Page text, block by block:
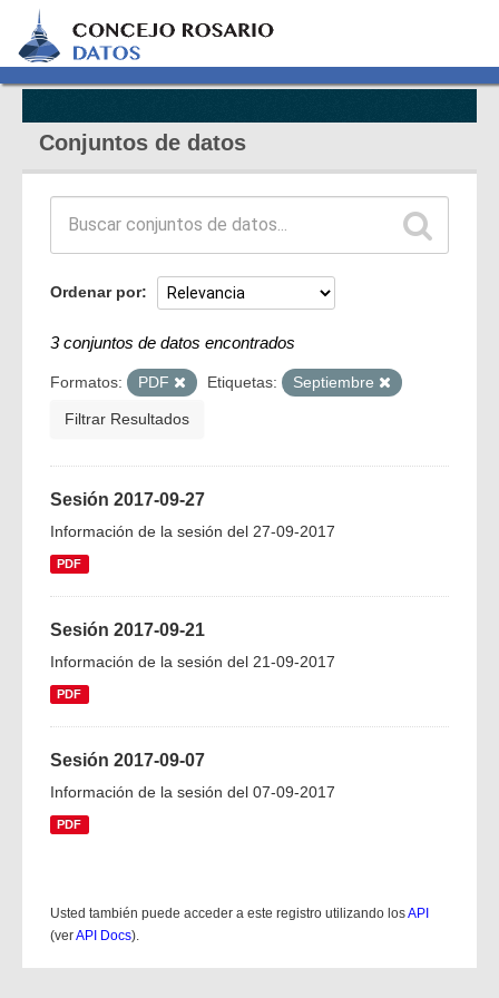
Conjuntos de datos
Ordenar por
3 conjuntos de datos encontrados
Formatos: PDF Etiquetas: Septiembre
Filtrar Resultados
Sesión 2017-09-27
Información de la sesión del 27-09-2017
PDF
Sesión 2017-09-21
Información de la sesión del 21-09-2017
PDF
Sesión 2017-09-07
Información de la sesión del 07-09-2017
PDF
Usted también puede acceder a este registro utilizando losAPI
(verAPI Docs).